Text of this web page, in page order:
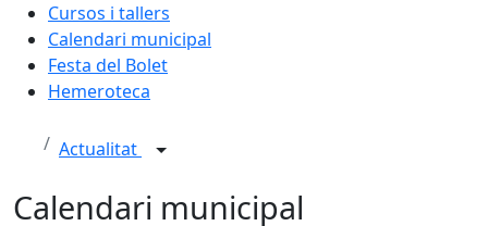
Cursos i tallers
Calendari municipal
Festa del Bolet
Hemeroteca
Actualitat
Calendari municipal